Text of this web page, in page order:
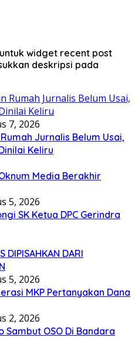
widget recent post
deskripsi pada
7, 2026
Jurnalis Belum Usai,
Keliru
Media Berakhir
5, 2026
SK Ketua DPC Gerindra
DIPISAHKAN DARI
5, 2026
MKP Pertanyakan Dana
2, 2026
Sambut OSO Di Bandara